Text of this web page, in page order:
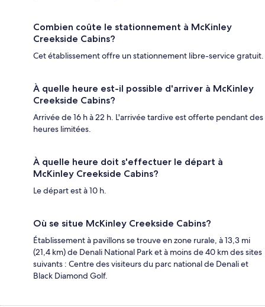
Combien coûte le stationnement à McKinley
Creekside Cabins?
Cet établissement offre un stationnement libre-service gratuit.
À quelle heure est-il possible d'arriver à McKinley
Creekside Cabins?
Arrivée de 16 h à 22 h. L'arrivée tardive est offerte pendant des
heures limitées.
À quelle heure doit s'effectuer le départ à
McKinley Creekside Cabins?
Le départ est à 10 h.
Où se situe McKinley Creekside Cabins?
Établissement à pavillons se trouve en zone rurale, à 13,3 mi
(21,4 km) de Denali National Park et à moins de 40 km des sites
suivants : Centre des visiteurs du parc national de Denali et
Black Diamond Golf.